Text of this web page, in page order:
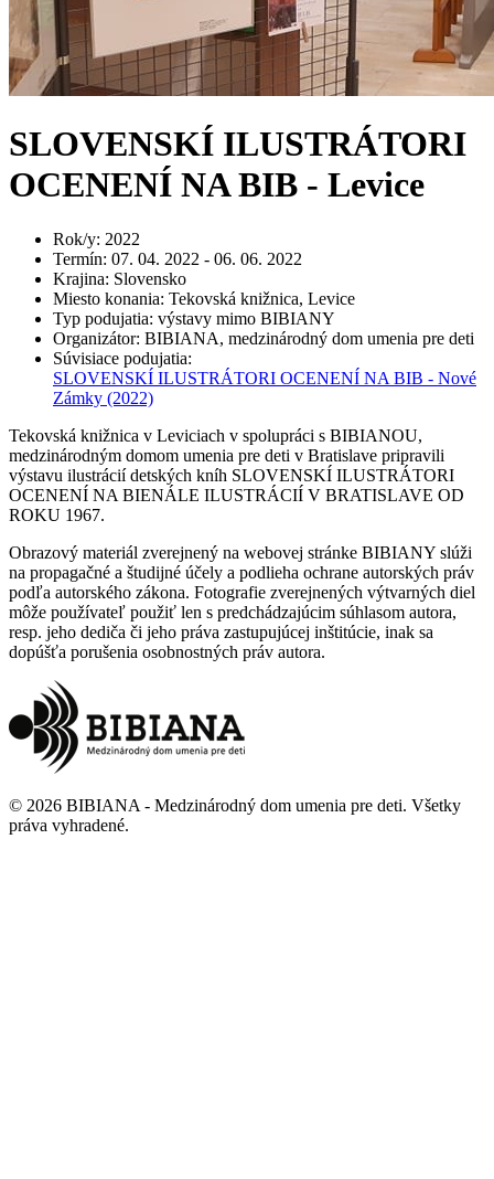
SLOVENSKÍ ILUSTRÁTORI
OCENENÍ NA BIB - Levice
Rok/y: 2022
Termín: 07. 04. 2022 - 06. 06. 2022
Krajina: Slovensko
Miesto konania: Tekovská knižnica, Levice
Typ podujatia: výstavy mimo BIBIANY
Organizátor: BIBIANA, medzinárodný dom umenia pre deti
Súvisiace podujatia:
SLOVENSKÍ ILUSTRÁTORI OCENENÍ NA BIB - Nové
Zámky (2022)
Tekovská knižnica v Leviciach v spolupráci s BIBIANOU,
medzinárodným domom umenia pre deti v Bratislave pripravili
výstavu ilustrácií detských kníh SLOVENSKÍ ILUSTRÁTORI
OCENENÍ NA BIENÁLE ILUSTRÁCIÍ V BRATISLAVE OD
ROKU 1967.
Obrazový materiál zverejnený na webovej stránke BIBIANY slúži
na propagačné a študijné účely a podlieha ochrane autorských práv
podľa autorského zákona. Fotografie zverejnených výtvarných diel
môže používateľ použiť len s predchádzajúcim súhlasom autora,
resp. jeho dediča či jeho práva zastupujúcej inštitúcie, inak sa
dopúšťa porušenia osobnostných práv autora.
© 2026 BIBIANA - Medzinárodný dom umenia pre deti. Všetky
práva vyhradené.